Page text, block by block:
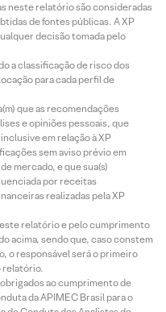
neste relatório são consideradas
de fontes públicas. A XP
decisão tomada pelo
a classificação de risco dos
para cada perfil de
que as recomendações
e opiniões pessoais, que
em relação à XP
sem aviso prévio em
mercado, e que sua(s)
por receitas
realizadas pela XP
relatório e pelo cumprimento
acima, sendo que, caso constem
o responsável será o primeiro
relatório.
ao cumprimento de
da APIMEC Brasil para o